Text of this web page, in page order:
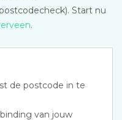
Start nu
.
de postcode in te
van jouw